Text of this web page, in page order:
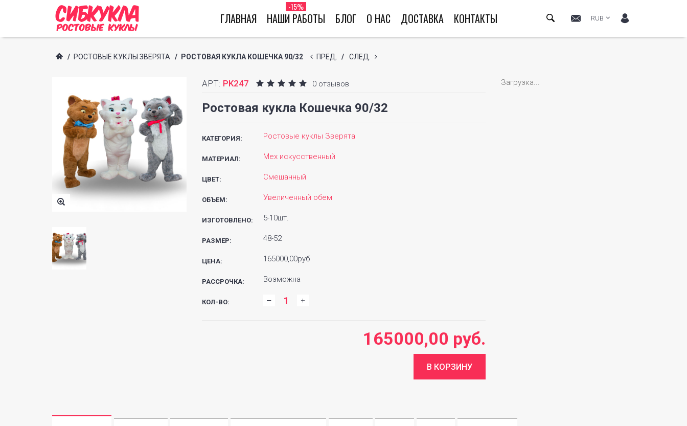
RUB
ГЛАВНАЯ НАШИ РАБОТЫ
-15%
БЛОГ О НАС ДОСТАВКА КОНТАКТЫ
/ РОСТОВЫЕ КУКЛЫ ЗВЕРЯТА / РОСТОВАЯ КУКЛА КОШЕЧКА 90/32 ПРЕД. / СЛЕД.
АРТ: PK247 0 отзывов
Ростовая кукла Кошечка 90/32
КАТЕГОРИЯ: Ростовые куклы Зверята
МАТЕРИАЛ: Мех искусственный
ЦВЕТ: Смешанный
ОБЪЕМ: Увеличенный обем
ИЗГОТОВЛЕНО: 5-10шт.
РАЗМЕР: 48-52
ЦЕНА: 165000,00руб
РАССРОЧКА: Возможна
КОЛ-ВО:
165000,00 руб.
Загрузка...